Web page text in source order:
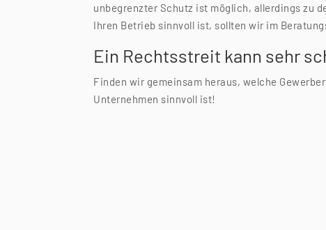
unbegrenzter Schutz ist möglich, allerdings zu
Ihren Betrieb sinnvoll ist, sollten wir im
Ein Rechtsstreit kann sehr
Finden wir gemeinsam heraus, welche
Unternehmen sinnvoll ist!